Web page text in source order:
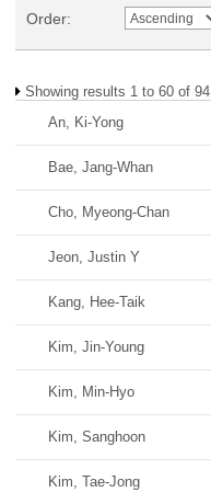
Order:
Showing results 1 to 60 of 94
An, Ki-Yong
Bae, Jang-Whan
Cho, Myeong-Chan
Jeon, Justin Y
Kang, Hee-Taik
Kim, Jin-Young
Kim, Min-Hyo
Kim, Sanghoon
Kim, Tae-Jong